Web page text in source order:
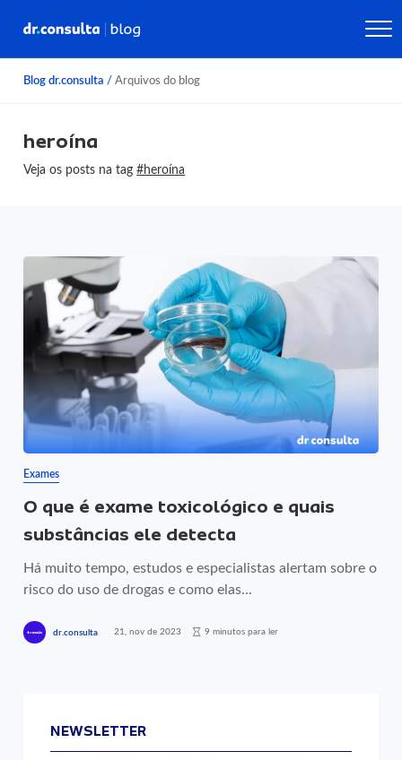
Blog dr.consulta / Arquivos do blog
heroína
Veja os posts na tag#heroína
Exames
O que é exame toxicológico e quais
substâncias ele detecta
Há muito tempo, estudos e especialistas alertam sobre o
risco do uso de drogas e como elas...
dr.consulta 21, nov de 2023 9 minutos para ler
NEWSLETTER